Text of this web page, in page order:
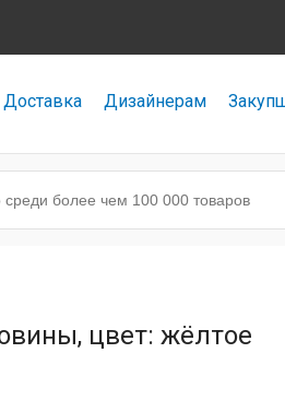
Доставка Дизайнерам
цвет: жёлтое